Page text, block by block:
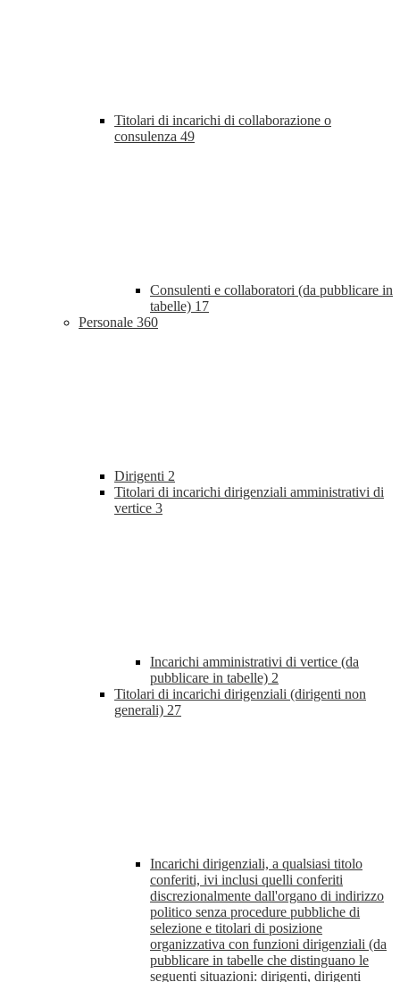
Titolari di incarichi di collaborazione o
consulenza 49
Consulenti e collaboratori (da pubblicare in
tabelle) 17
Personale 360
Dirigenti 2
Titolari di incarichi dirigenziali amministrativi di
vertice 3
Incarichi amministrativi di vertice (da
pubblicare in tabelle) 2
Titolari di incarichi dirigenziali (dirigenti non
generali) 27
Incarichi dirigenziali, a qualsiasi titolo
conferiti, ivi inclusi quelli conferiti
discrezionalmente dall'organo di indirizzo
politico senza procedure pubbliche di
selezione e titolari di posizione
organizzativa con funzioni dirigenziali (da
pubblicare in tabelle che distinguano le
seguenti situazioni: dirigenti, dirigenti